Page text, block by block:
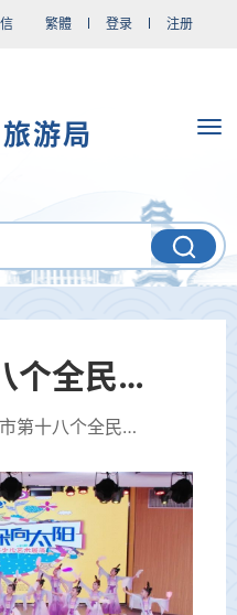
繁體 登录 注册
游局
潜江市第十八个全民健身日暨“与夏奔赴”体育消费季盛大启幕
8月7日晚，潜江市第十八个全民健身日暨“与夏奔赴”体育消费季启动仪式在潜江体育中心体育场盛大举行，“普及全民健身赋...